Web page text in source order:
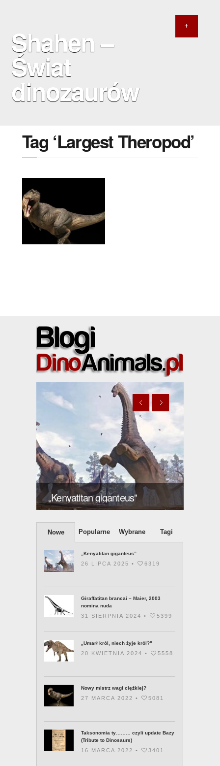
Shahen –
Świat
dinozaurów
Tag ‘Largest Theropod’
Nowy mistrz wagi
ciężkiej?
„Kenyatitan giganteus”
Nowe Popularne Wybrane Tagi
„Kenyatitan giganteus”
26 LIPCA 2025 • 6319
Giraffatitan brancai – Maier, 2003
nomina nuda
31 SIERPNIA 2024 • 5399
„Umarł król, niech żyje król?”
20 KWIETNIA 2024 • 5558
Nowy mistrz wagi ciężkiej?
27 MARCA 2022 • 5081
Taksonomia ty……… czyli update Bazy
(Tribute to Dinosaurs)
16 MARCA 2022 • 3401